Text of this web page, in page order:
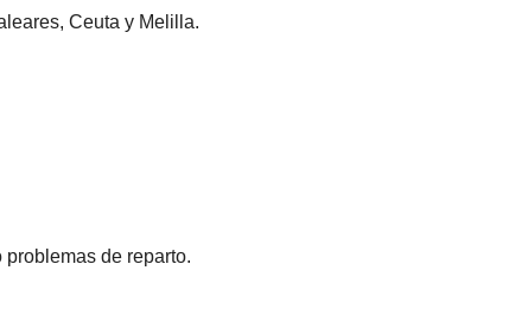
Ceuta y Melilla.
de reparto.